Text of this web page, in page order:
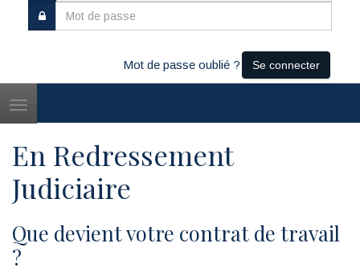
Mot de passe oublié ? Se connecter
Toggle
En Redressement
Judiciaire
Que devient votre contrat de travail
?